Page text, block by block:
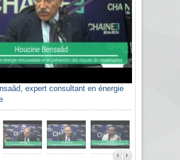
expert consultant en énergie